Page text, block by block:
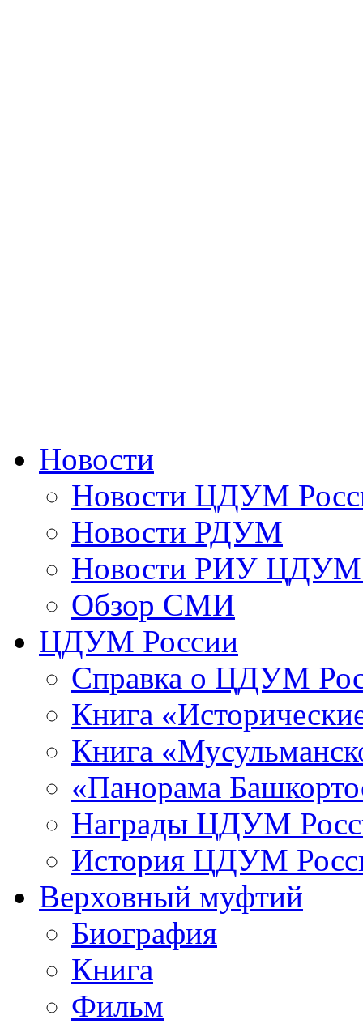
Новости
Новости ЦДУМ
Новости РДУМ
Новости РИУ ЦДУМ
Обзор СМИ
ЦДУМ России
Справка о ЦДУМ
Книга
Книга
«Панорама
Награды ЦДУМ
История ЦДУМ
Верховный муфтий
Биография
Книга
Фильм